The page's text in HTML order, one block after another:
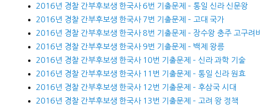
2016년 경찰 간부후보생 한국사 6번 기출문제 – 통일 신라 신문왕
2016년 경찰 간부후보생 한국사 7번 기출문제 – 고대 국가
2016년 경찰 간부후보생 한국사 8번 기출문제 – 장수왕 충주 고구려비
2016년 경찰 간부후보생 한국사 9번 기출문제 – 백제 왕릉
2016년 경찰 간부후보생 한국사 10번 기출문제 – 신라 과학 기술
2016년 경찰 간부후보생 한국사 11번 기출문제 – 통일 신라 원효
2016년 경찰 간부후보생 한국사 12번 기출문제 – 후삼국 시대
2016년 경찰 간부후보생 한국사 13번 기출문제 – 고려 왕 정책